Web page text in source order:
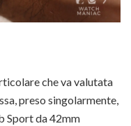
che va valutata
preso singolarmente,
Sport da 42mm